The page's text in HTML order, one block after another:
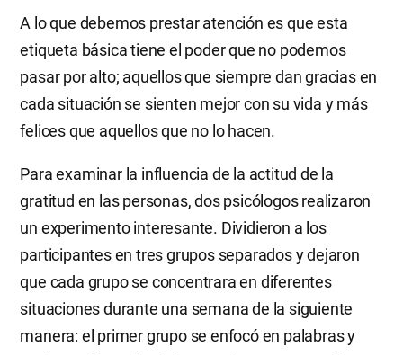
A lo que debemos prestar atención es que esta
etiqueta básica tiene el poder que no podemos
pasar por alto; aquellos que siempre dan gracias en
cada situación se sienten mejor con su vida y más
felices que aquellos que no lo hacen.
Para examinar la influencia de la actitud de la
gratitud en las personas, dos psicólogos realizaron
un experimento interesante. Dividieron a los
participantes en tres grupos separados y dejaron
que cada grupo se concentrara en diferentes
situaciones durante una semana de la siguiente
manera: el primer grupo se enfocó en palabras y